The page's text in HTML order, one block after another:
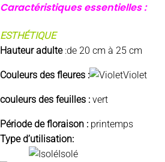
Caractéristiques essentielles :
ESTHÉTIQUE
Hauteur adulte :de 20 cm à 25 cm
Couleurs des fleures : Violet
couleurs des feuilles : vert
Période de floraison : printemps
Type d’utilisation:
Isolé